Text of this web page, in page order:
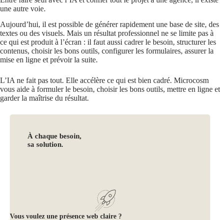
une autre voie.
Aujourd’hui, il est possible de générer rapidement une base de site, des
textes ou des visuels. Mais un résultat professionnel ne se limite pas à
ce qui est produit à l’écran : il faut aussi cadrer le besoin, structurer les
contenus, choisir les bons outils, configurer les formulaires, assurer la
mise en ligne et prévoir la suite.
L’IA ne fait pas tout. Elle accélère ce qui est bien cadré. Microcosm
vous aide à formuler le besoin, choisir les bons outils, mettre en ligne et
garder la maîtrise du résultat.
À chaque besoin,
sa solution.
Vous voulez une présence web claire ?